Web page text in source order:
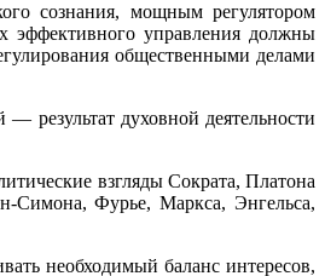
сознания, мощным регулятором
эффективного управления должны
общественными делами
результат духовной деятельности
взгляды Сократа, Платона
Симона, Фурье, Маркса, Энгельса,
необходимый баланс интересов,